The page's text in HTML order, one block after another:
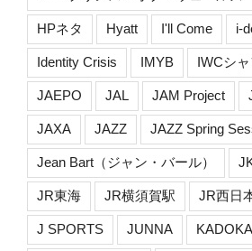
HPネタ Hyatt I'll Come i-
Identity Crisis IMYB IWCシ
JAEPO JAL JAM Project
JAXA JAZZ JAZZ Spring
Jean Bart（ジャン・バール）
JR東海 JR横須賀駅 JR西日
J SPORTS JUNNA